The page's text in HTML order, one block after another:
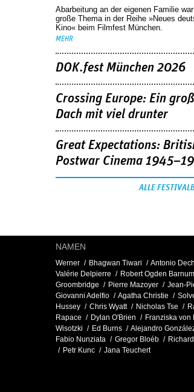
Abarbeitung an der eigenen Familie
große Thema in der Reihe »Neues
Kino« beim Filmfest München.
MEHR
DOK.fest München 2026
Crossing Europe: Ein
Dach mit viel drunter
Great Expectations:
Postwar Cinema
ALLE
NAMEN
Werner Bhagwan Tiwari Antonio
Valérie Delpierre
Robert Ogden Barnum
Groombridge
Pierre Mazoyer
Jean-
Giovanni Adelfio
Agatha Christie
Hussey
Chris Wyatt Nicholas Tse
Rapace
Dylan O'Brien Franziska von
Wisotzki
Ed Burns Alejandro
Fabio Nunziata
Gregor Bloéb
Petr Kunc
Jana Teuchert